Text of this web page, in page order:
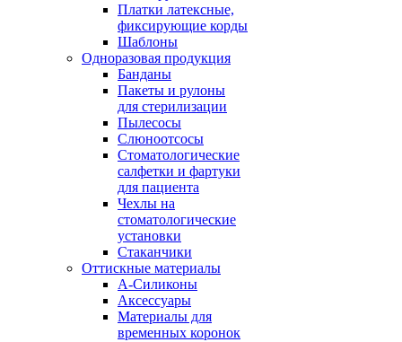
Платки латексные,
фиксирующие корды
Шаблоны
Одноразовая продукция
Банданы
Пакеты и рулоны
для стерилизации
Пылесосы
Слюноотсосы
Стоматологические
салфетки и фартуки
для пациента
Чехлы на
стоматологические
установки
Стаканчики
Оттискные материалы
А-Силиконы
Аксессуары
Материалы для
временных коронок